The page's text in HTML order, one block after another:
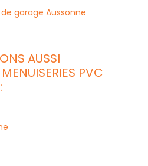
garage Aussonne
AUSSI
PVC